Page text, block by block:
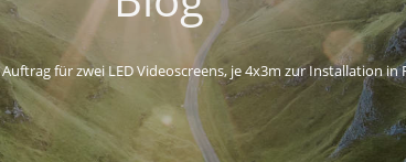
Auftrag für zwei LED Videoscreens, je 4x3m zur Installation in